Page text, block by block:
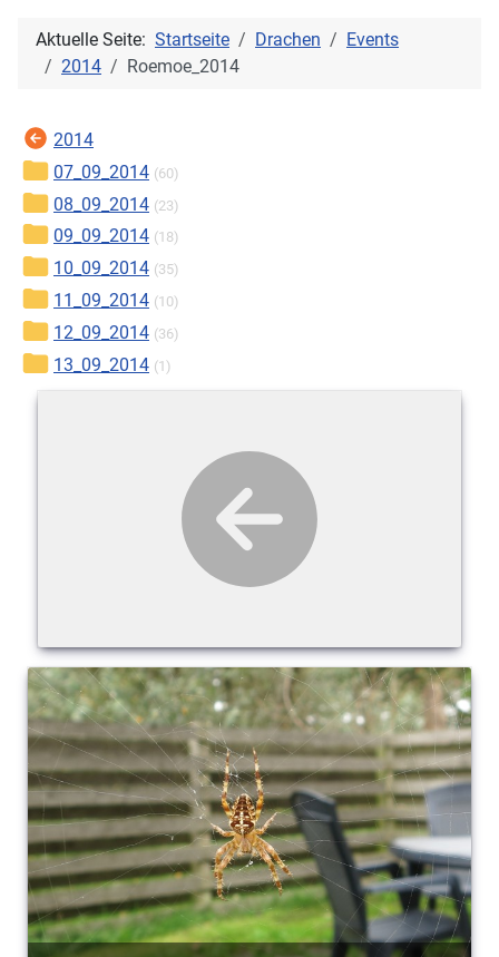
Aktuelle Seite: Startseite Drachen
Events
2014
Roemoe_2014
2014
07_09_2014 (60)
08_09_2014 (23)
09_09_2014 (18)
10_09_2014 (35)
11_09_2014 (10)
12_09_2014 (36)
13_09_2014 (1)